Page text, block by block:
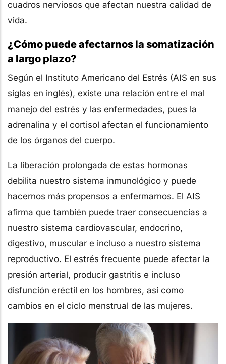
cuadros nerviosos que afectan nuestra calidad de
vida.
¿Cómo puede afectarnos la somatización
a largo plazo?
Según el Instituto Americano del Estrés (AIS en sus
siglas en inglés), existe una relación entre el mal
manejo del estrés y las enfermedades, pues la
adrenalina y el cortisol afectan el funcionamiento
de los órganos del cuerpo.
La liberación prolongada de estas hormonas
debilita nuestro sistema inmunológico y puede
hacernos más propensos a enfermarnos. El AIS
afirma que también puede traer consecuencias a
nuestro sistema cardiovascular, endocrino,
digestivo, muscular e incluso a nuestro sistema
reproductivo. El estrés frecuente puede afectar la
presión arterial, producir gastritis e incluso
disfunción eréctil en los hombres, así como
cambios en el ciclo menstrual de las mujeres.